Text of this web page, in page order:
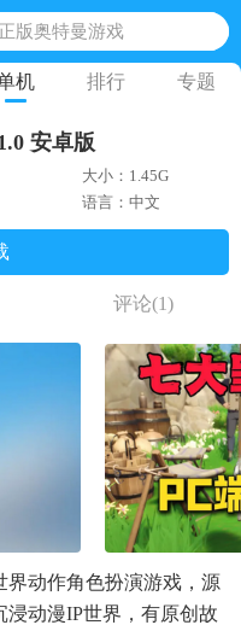
版奥特曼游戏
际服 地铁跑酷体验服版本
点亮星空共庆周年
正版 黎明觉醒生机国际服
派对体验服
机 排行 专题
安卓版
大小：1.45G
语言：中文
评论(1)
界动作角色扮演游戏，源
浸动漫IP世界，有原创故